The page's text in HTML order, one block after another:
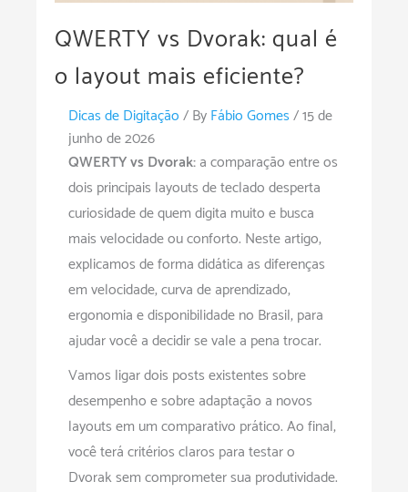
QWERTY vs Dvorak: qual é
o layout mais eficiente?
Dicas de Digitação/ ByFábio Gomes/15 de
junho de 2026
QWERTY vs Dvorak:a comparação entre os
dois principais layouts de teclado desperta
curiosidade de quem digita muito e busca
mais velocidade ou conforto. Neste artigo,
explicamos de forma didática as diferenças
em velocidade, curva de aprendizado,
ergonomia e disponibilidade no Brasil, para
ajudar você a decidir se vale a pena trocar.
Vamos ligar dois posts existentes sobre
desempenho e sobre adaptação a novos
layouts em um comparativo prático. Ao final,
você terá critérios claros para testar o
Dvorak sem comprometer sua produtividade.